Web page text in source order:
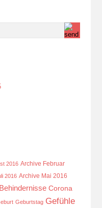
2016 Archive Februar
2016 Archive Mai 2016
Behindernisse Corona
Geburtstag Gefühle